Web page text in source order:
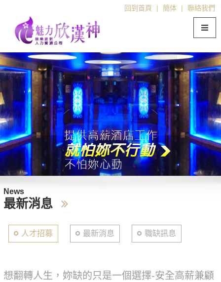
回到首頁 | 簡体 | 聯絡我們
News
最新消息
人才招募 最新消息 職缺訊息
想翻轉人生，妳缺的只是一個選擇-安全高薪兼顧